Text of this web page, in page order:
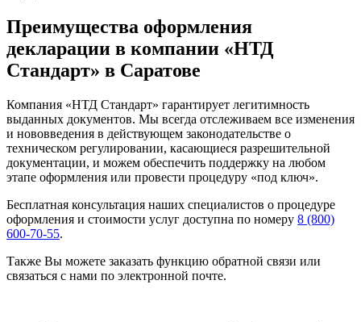
Преимущества оформления
декларации в компании «НТД
Стандарт» в Саратове
Компания «НТД Стандарт» гарантирует легитимность
выданных документов. Мы всегда отслеживаем все изменения
и нововведения в действующем законодательстве о
техническом регулировании, касающиеся разрешительной
документации, и можем обеспечить поддержку на любом
этапе оформления или провести процедуру «под ключ».
Бесплатная консультация наших специалистов о процедуре
оформления и стоимости услуг доступна по номеру 8 (800)
600-70-55.
Также Вы можете заказать функцию обратной связи или
связаться с нами по электронной почте.